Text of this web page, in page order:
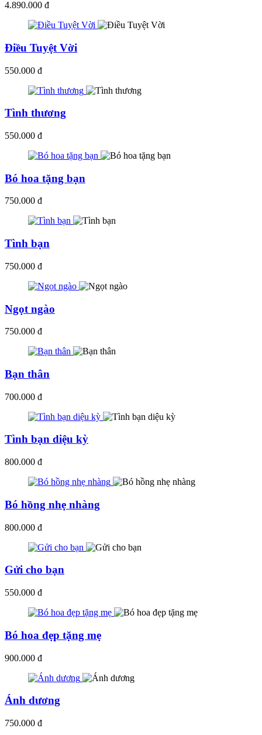
4.890.000 đ
Điều Tuyệt Vời
550.000 đ
Tình thương
550.000 đ
Bó hoa tặng bạn
750.000 đ
Tình bạn
750.000 đ
Ngọt ngào
750.000 đ
Bạn thân
700.000 đ
Tình bạn diệu kỳ
800.000 đ
Bó hồng nhẹ nhàng
800.000 đ
Gửi cho bạn
550.000 đ
Bó hoa đẹp tặng mẹ
900.000 đ
Ánh dương
750.000 đ